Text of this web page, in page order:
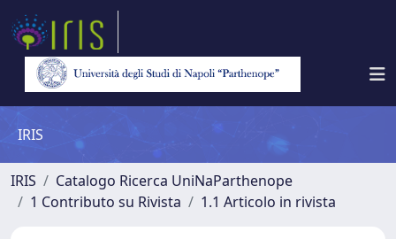
IRIS
IRIS
Catalogo Ricerca UniNaParthenope
1 Contributo su Rivista
1.1 Articolo in rivista